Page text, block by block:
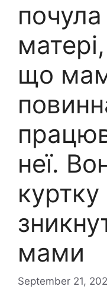
що
неї.
куртку
мами
September 21,